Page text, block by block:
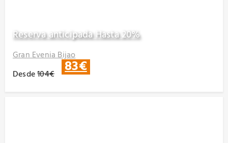
Reserva anticipada Hasta 20%
Gran Evenia Bijao
Desde104€ 83€